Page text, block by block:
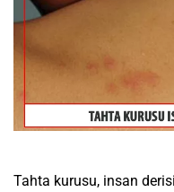
Tahta kurusu, insan